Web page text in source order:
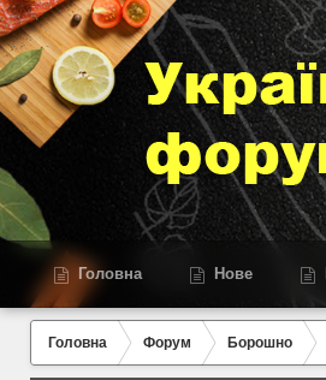
Головна Нове
Головна Форум Борошно